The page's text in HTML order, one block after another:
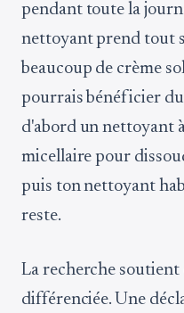
pendant toute la
nettoyant prend tout
beaucoup de crème
pourrais bénéficier
d'abord un nettoyant
micellaire pour
puis ton nettoyant
reste.
La recherche
différenciée. Une